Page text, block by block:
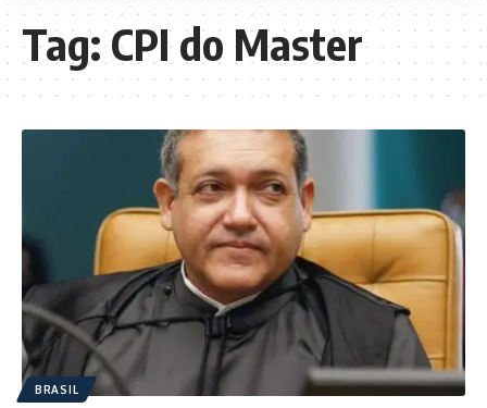
Tag:CPI do Master
BRASIL